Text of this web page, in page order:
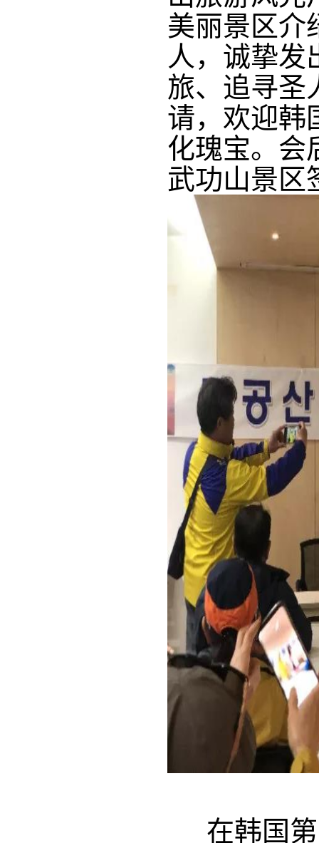
美丽景区介
人，诚挚发
旅、追寻圣
请，欢迎韩
化瑰宝。会
武功山景区
在韩国第